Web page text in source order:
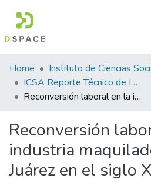
Statistics
Home
ICSA Reporte Técnico de Investigación
Reconversión laboral en la industria maquiladora de Ciudad Juárez en el siglo XXI.
Reconversión
industria
Juárez en el siglo